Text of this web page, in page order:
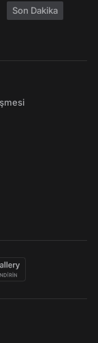
Son Dakika